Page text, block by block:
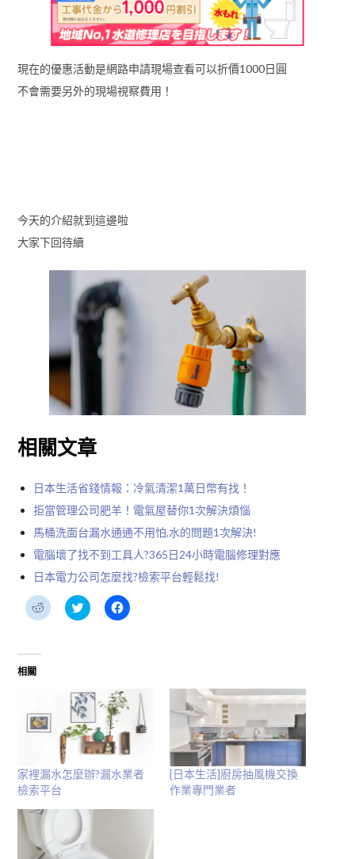
現在的優惠活動是網路申請現場查看可以折價1000日圓
不會需要另外的現場視察費用！
今天的介紹就到這邊啦
大家下回待續
相關文章
日本生活省錢情報：冷氣清潔1萬日幣有找！
拒當管理公司肥羊！電氣屋替你1次解決煩惱
馬桶洗面台漏水通通不用怕,水的問題1次解決!
電腦壞了找不到工具人?365日24小時電腦修理對應
日本電力公司怎麼找?檢索平台輕鬆找!
分
享
分
享
啟)
按
一
新
視
窗
開
啟)
相關
家裡漏水怎麼辦?漏水業者
檢索平台
[日本生活]廚房抽風機交換
作業專門業者